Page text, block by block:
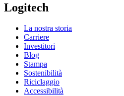
Logitech
La nostra storia
Carriere
Investitori
Blog
Stampa
Sostenibilità
Riciclaggio
Accessibilità